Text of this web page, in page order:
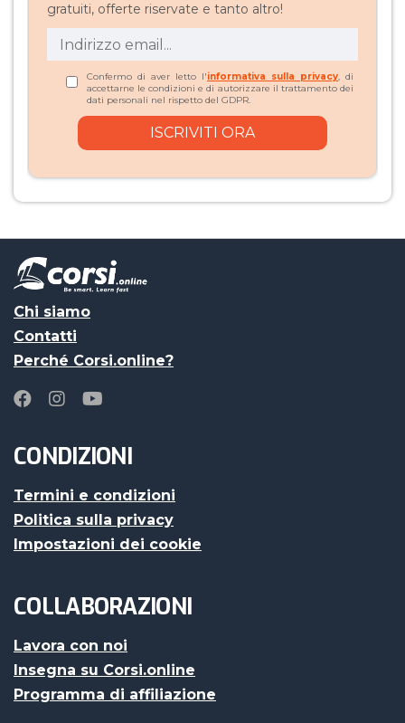
gratuiti, offerte riservate e tanto altro!
Confermo di aver letto l'informativa sulla privacy, di
accettarne le condizioni e di autorizzare il trattamento dei
dati personali nel rispetto del GDPR.
Chi siamo
Contatti
Perché Corsi.online?
CONDIZIONI
Termini e condizioni
Politica sulla privacy
Impostazioni dei cookie
COLLABORAZIONI
Lavora con noi
Insegna su Corsi.online
Programma di affiliazione